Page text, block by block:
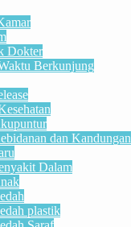
Dokter
Berkunjung
dan Kandungan
Dalam
plastik